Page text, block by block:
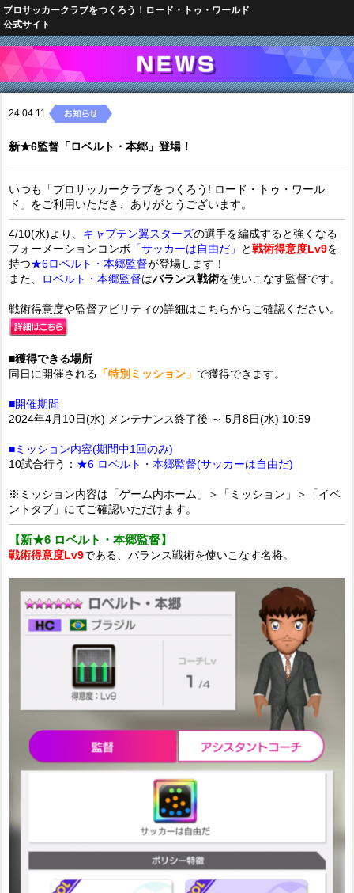
プロサッカークラブをつくろう！ロード・トゥ・ワールド
公式サイト
24.04.11
新★6監督「ロベルト・本郷」登場！
いつも「プロサッカークラブをつくろう! ロード・トゥ・ワール
ド」をご利用いただき、ありがとうございます。
4/10(水)より、 キャプテン翼スターズの選手を編成すると強くなる
フォーメーションコンボ 「サッカーは自由だ」 と戦術得意度Lv9を
持つ★6ロベルト・本郷監督が登場します！
また、
ロベルト・本郷監督はバランス戦術を使いこなす監督です。
戦術得意度や監督アビリティの詳細はこちらからご確認ください。
■獲得できる場所
同日に開催される 「特別ミッション」 で獲得できます。
■開催期間
2024年4月10日(水) メンテナンス終了後 ～ 5月8日(水) 10:59
■ミッション内容(期間中1回のみ)
10試合行う： ★6 ロベルト・本郷監督(サッカーは自由だ)
※ミッション内容は「ゲーム内ホーム」＞「ミッション」＞「イベ
ントタブ」にてご確認いただけます。
【新★6 ロベルト・本郷監督】
戦術得意度Lv9である、バランス戦術を使いこなす名将。